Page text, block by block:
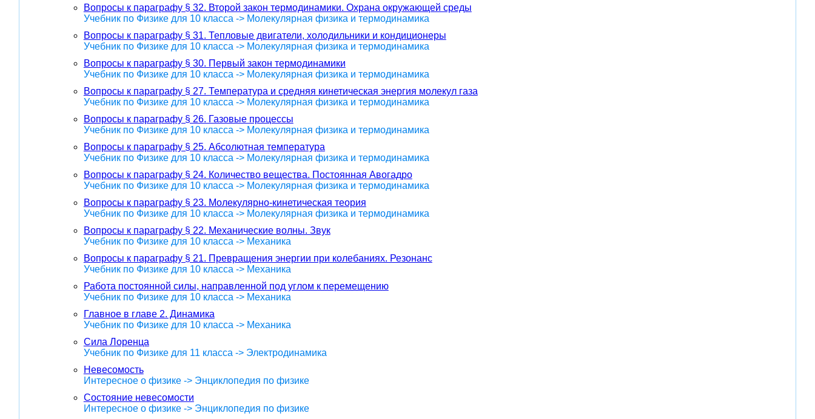
Вопросы к параграфу § 32. Второй закон термодинамики. Охрана окружающей среды
Учебник по Физике для 10 класса -> Молекулярная физика и термодинамика
Вопросы к параграфу § 31. Тепловые двигатели, холодильники и кондиционеры
Учебник по Физике для 10 класса -> Молекулярная физика и термодинамика
Вопросы к параграфу § 30. Первый закон термодинамики
Учебник по Физике для 10 класса -> Молекулярная физика и термодинамика
Вопросы к параграфу § 27. Температура и средняя кинетическая энергия молекул газа
Учебник по Физике для 10 класса -> Молекулярная физика и термодинамика
Вопросы к параграфу § 26. Газовые процессы
Учебник по Физике для 10 класса -> Молекулярная физика и термодинамика
Вопросы к параграфу § 25. Абсолютная температура
Учебник по Физике для 10 класса -> Молекулярная физика и термодинамика
Вопросы к параграфу § 24. Количество вещества. Постоянная Авогадро
Учебник по Физике для 10 класса -> Молекулярная физика и термодинамика
Вопросы к параграфу § 23. Молекулярно-кинетическая теория
Учебник по Физике для 10 класса -> Молекулярная физика и термодинамика
Вопросы к параграфу § 22. Механические волны. Звук
Учебник по Физике для 10 класса -> Механика
Вопросы к параграфу § 21. Превращения энергии при колебаниях. Резонанс
Учебник по Физике для 10 класса -> Механика
Работа постоянной силы, направленной под углом к перемещению
Учебник по Физике для 10 класса -> Механика
Главное в главе 2. Динамика
Учебник по Физике для 10 класса -> Механика
Сила Лоренца
Учебник по Физике для 11 класса -> Электродинамика
Невесомость
Интересное о физике -> Энциклопедия по физике
Состояние невесомости
Интересное о физике -> Энциклопедия по физике